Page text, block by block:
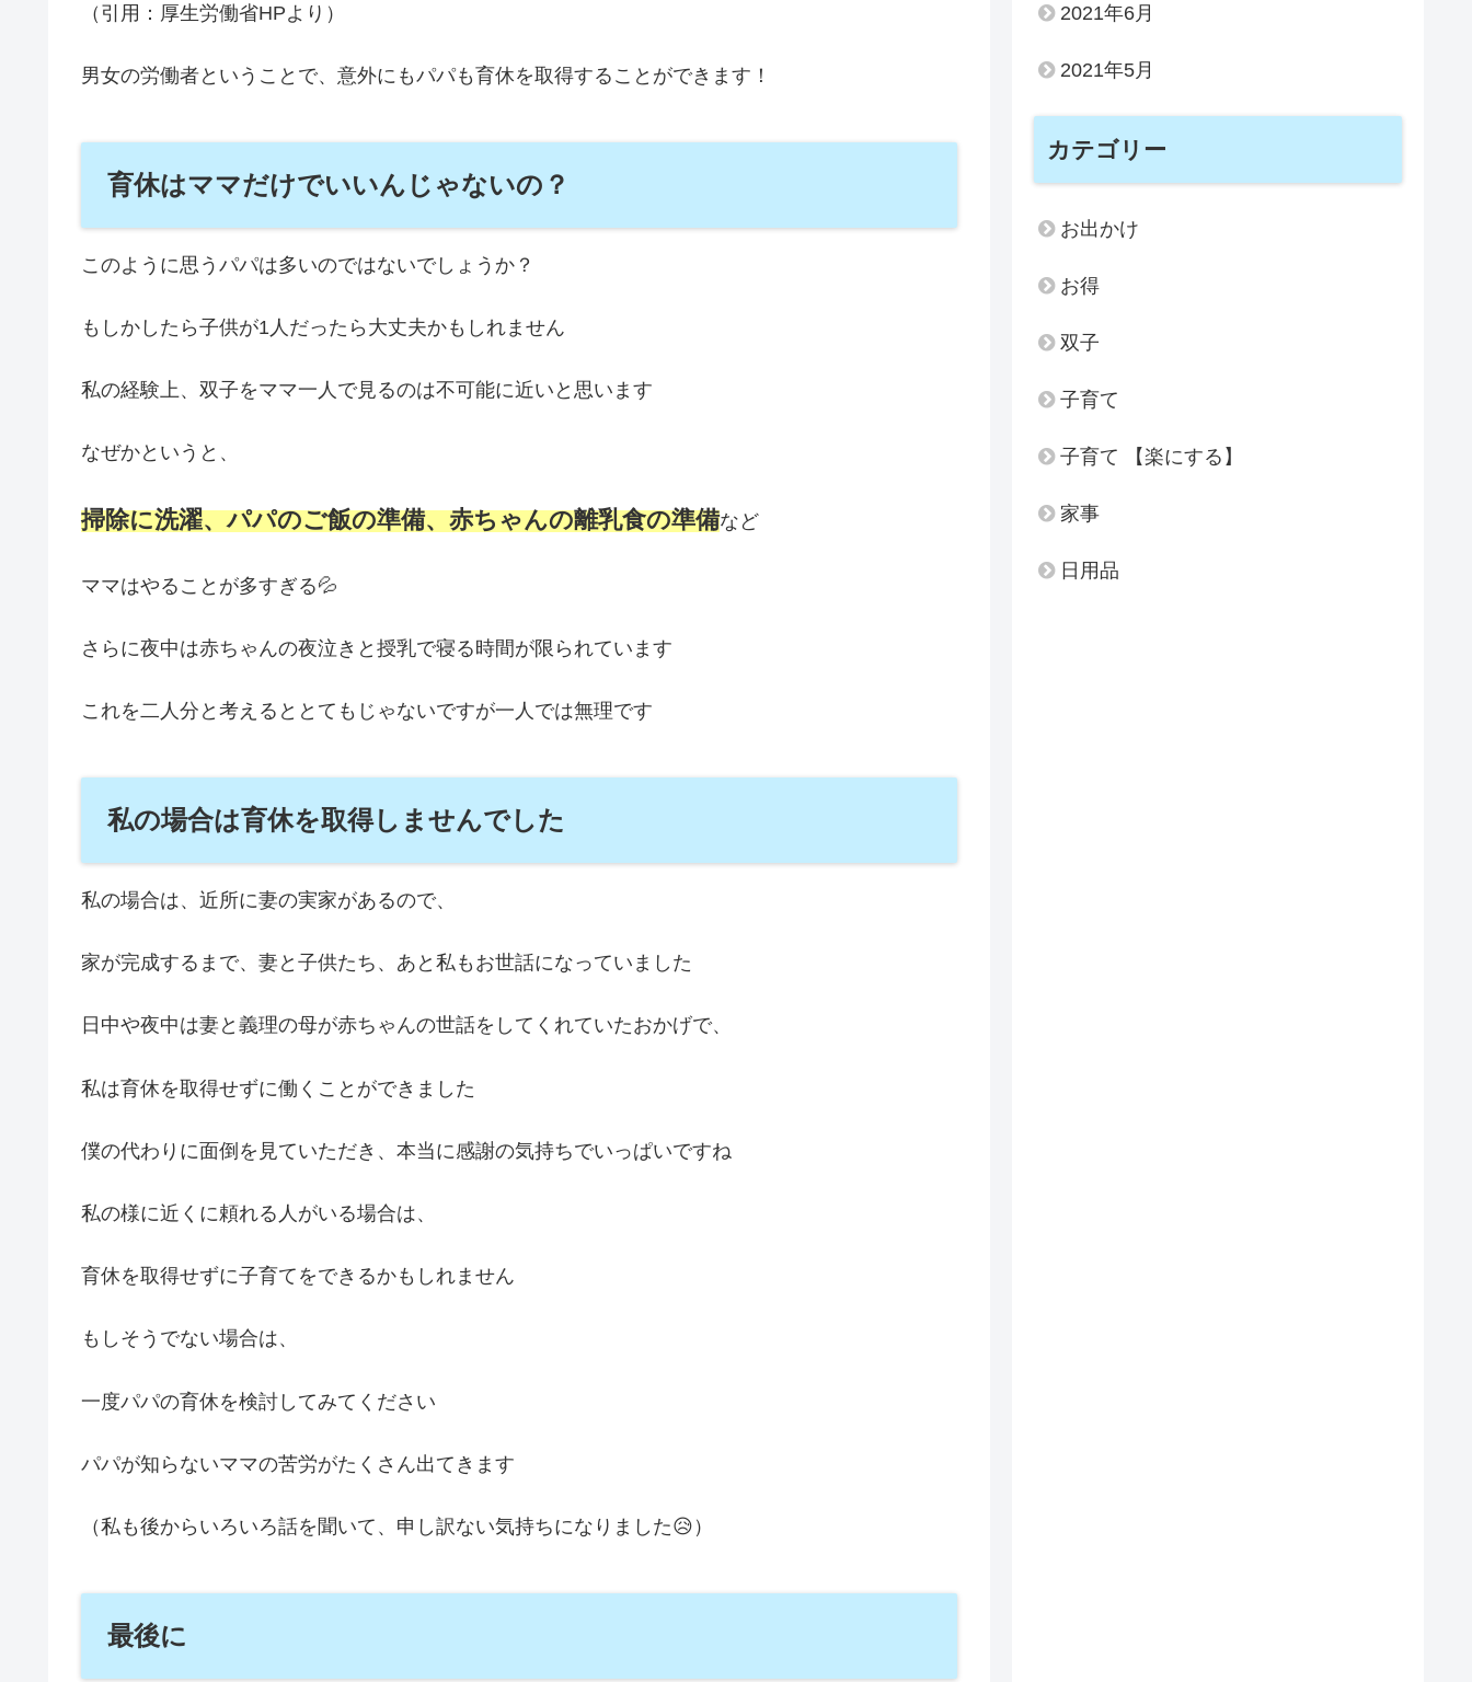
（引用：厚生労働省HPより）
男女の労働者ということで、意外にもパパも育休を取得することができます！
育休はママだけでいいんじゃないの？
このように思うパパは多いのではないでしょうか？
もしかしたら子供が1人だったら大丈夫かもしれません
私の経験上、双子をママ一人で見るのは不可能に近いと思います
なぜかというと、
掃除に洗濯、パパのご飯の準備、赤ちゃんの離乳食の準備など
ママはやることが多すぎる💦
さらに夜中は赤ちゃんの夜泣きと授乳で寝る時間が限られています
これを二人分と考えるととてもじゃないですが一人では無理です
私の場合は育休を取得しませんでした
私の場合は、近所に妻の実家があるので、
家が完成するまで、妻と子供たち、あと私もお世話になっていました
日中や夜中は妻と義理の母が赤ちゃんの世話をしてくれていたおかげで、
私は育休を取得せずに働くことができました
僕の代わりに面倒を見ていただき、本当に感謝の気持ちでいっぱいですね
私の様に近くに頼れる人がいる場合は、
育休を取得せずに子育てをできるかもしれません
もしそうでない場合は、
一度パパの育休を検討してみてください
パパが知らないママの苦労がたくさん出てきます
（私も後からいろいろ話を聞いて、申し訳ない気持ちになりました😥）
最後に
2021年6月
2021年5月
カテゴリー
お出かけ
お得
双子
子育て
子育て 【楽にする】
家事
日用品